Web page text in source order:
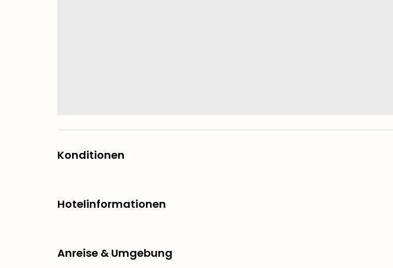
Konditionen
Hotelinformationen
Anreise & Umgebung